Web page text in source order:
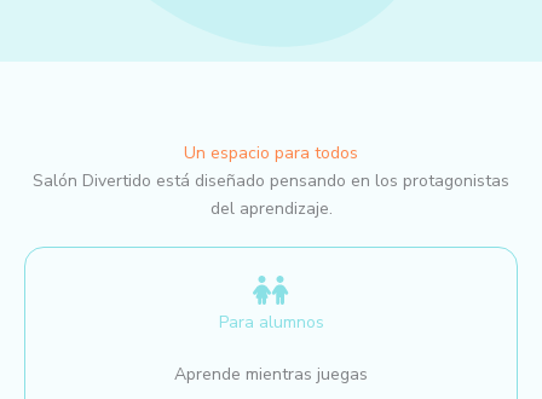
Un espacio para todos
Salón Divertido está diseñado pensando en los protagonistas
del aprendizaje.
Para alumnos
Aprende mientras juegas